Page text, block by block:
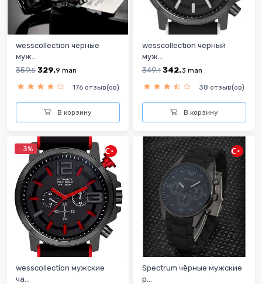
wesscollection чёрные
муж...
359.5 329.9 man
176 отзыв(ов)
В корзину
wesscollection чёрный
муж...
349.1 342.3 man
38 отзыв(ов)
В корзину
-3%
wesscollection мужские
ча...
Spectrum чёрные мужские
р...